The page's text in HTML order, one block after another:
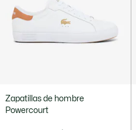
Zapatillas de hombre
Powercourt